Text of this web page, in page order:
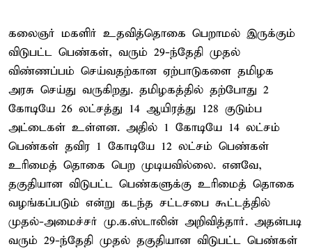
கலைஞர் மகளிர் உதவித்தொகை பெறாமல் இருக்கும்
விடுபட்ட பெண்கள், வரும் 29-ந்தேதி முதல்
விண்ணப்பம் செய்வதற்கான ஏற்பாடுகளை தமிழக
அரசு செய்து வருகிறது. தமிழகத்தில் தற்போது 2
கோடியே 26 லட்சத்து 14 ஆயிரத்து 128 குடும்ப
அட்டைகள் உள்ளன. அதில் 1 கோடியே 14 லட்சம்
பெண்கள் தவிர 1 கோடியே 12 லட்சம் பெண்கள்
உரிமைத் தொகை பெற முடியவில்லை. எனவே,
தகுதியான விடுபட்ட பெண்களுக்கு உரிமைத் தொகை
வழங்கப்படும் என்று கடந்த சட்டசபை கூட்டத்தில்
முதல்-அமைச்சர் மு.க.ஸ்டாலின் அறிவித்தார். அதன்படி
வரும் 29-ந்தேதி முதல் தகுதியான விடுபட்ட பெண்கள்